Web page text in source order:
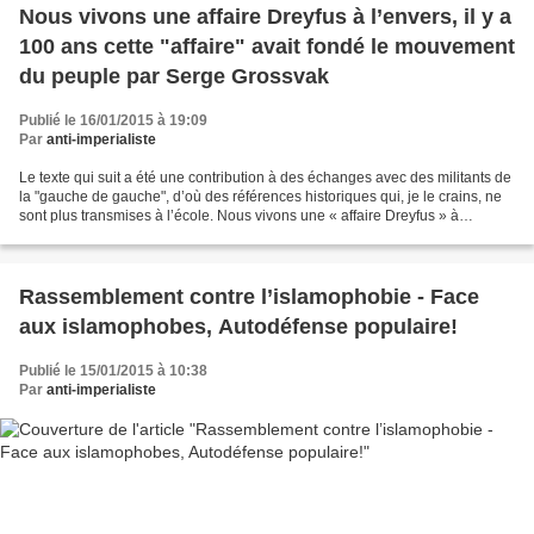
Nous vivons une affaire Dreyfus à l’envers, il y a
100 ans cette "affaire" avait fondé le mouvement
du peuple par Serge Grossvak
Publié le 16/01/2015 à 19:09
Par anti-imperialiste
Le texte qui suit a été une contribution à des échanges avec des militants de
la "gauche de gauche", d’où des références historiques qui, je le crains, ne
sont plus transmises à l’école. Nous vivons une « affaire Dreyfus » à
Rassemblement contre l’islamophobie - Face
aux islamophobes, Autodéfense populaire!
Publié le 15/01/2015 à 10:38
Par anti-imperialiste